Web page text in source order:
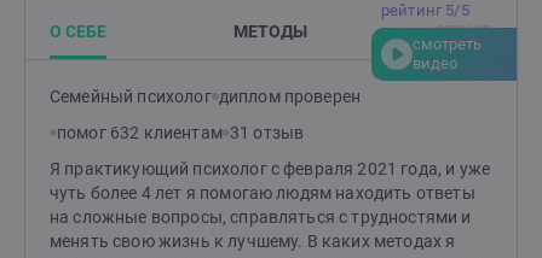
рейтинг 5/5
смотреть
видео
О СЕБЕ МЕТОДЫ ОТЗЫВ
Семейный психолог диплом проверен
помог 632 клиентам 31 отзыв
Я практикующий психолог с февраля 2021 года, и уже
чуть более 4 лет я помогаю людям находить ответы
на сложные вопросы, справляться с трудностями и
менять свою жизнь к лучшему. В каких методах я